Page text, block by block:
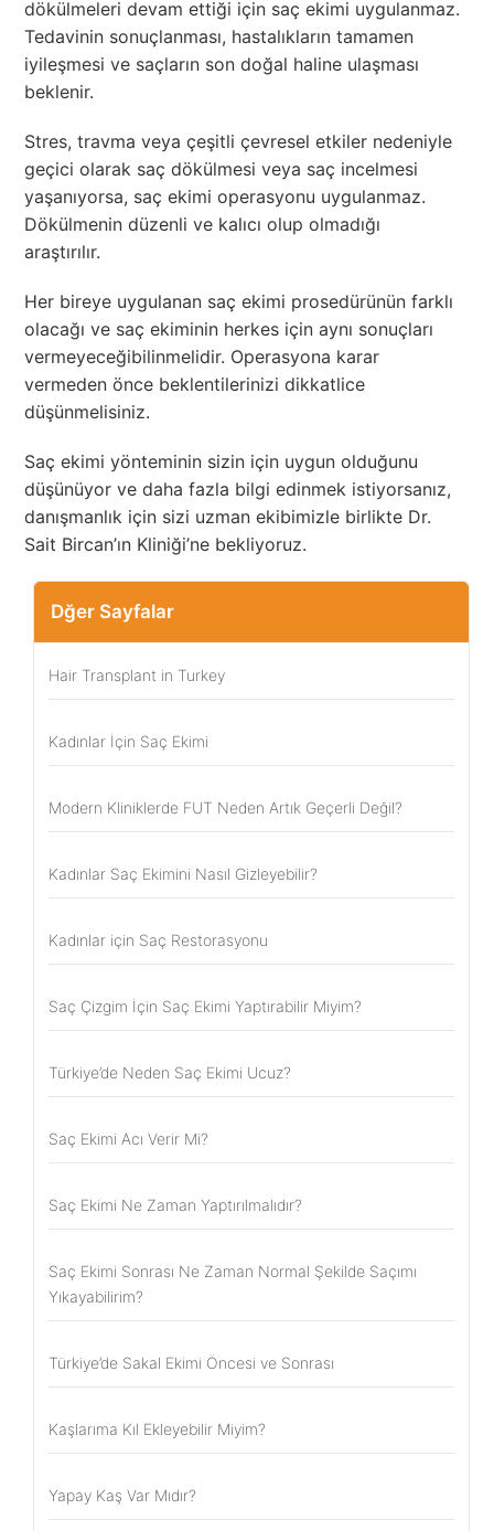
dökülmeleri devam ettiği için saç ekimi uygulanmaz.
Tedavinin sonuçlanması, hastalıkların tamamen
iyileşmesi ve saçların son doğal haline ulaşması
beklenir.
Stres, travma veya çeşitli çevresel etkiler nedeniyle
geçici olarak saç dökülmesi veya saç incelmesi
yaşanıyorsa, saç ekimi operasyonu uygulanmaz.
Dökülmenin düzenli ve kalıcı olup olmadığı
araştırılır.
Her bireye uygulanan saç ekimi prosedürünün farklı
olacağı ve saç ekiminin herkes için aynı sonuçları
vermeyeceğibilinmelidir. Operasyona karar
vermeden önce beklentilerinizi dikkatlice
düşünmelisiniz.
Saç ekimi yönteminin sizin için uygun olduğunu
düşünüyor ve daha fazla bilgi edinmek istiyorsanız,
danışmanlık için sizi uzman ekibimizle birlikte Dr.
Sait Bircan’ın Kliniği’ne bekliyoruz.
Dğer Sayfalar
Hair Transplant in Turkey
Kadınlar İçin Saç Ekimi
Modern Kliniklerde FUT Neden Artık Geçerli Değil?
Kadınlar Saç Ekimini Nasıl Gizleyebilir?
Kadınlar için Saç Restorasyonu
Saç Çizgim İçin Saç Ekimi Yaptırabilir Miyim?
Türkiye’de Neden Saç Ekimi Ucuz?
Saç Ekimi Acı Verir Mi?
Saç Ekimi Ne Zaman Yaptırılmalıdır?
Saç Ekimi Sonrası Ne Zaman Normal Şekilde Saçımı
Yıkayabilirim?
Türkiye’de Sakal Ekimi Öncesi ve Sonrası
Kaşlarıma Kıl Ekleyebilir Miyim?
Yapay Kaş Var Mıdır?